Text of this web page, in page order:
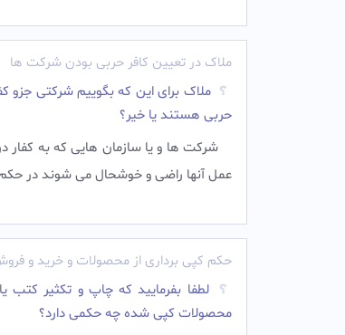
ملاک در تعیین کافر حربی بودن شرکت ها
ملاک برای این که بگوییم شرکتی جزو
حربی هستند یا خیر؟
شرکت ها و یا سازمان هایی که به کفار
عمل آنها راضی و خوشحال می شوند در
حکم کپی برداری از محصولات و خرید و
لطفا بفرمایید که چاپ و تکثیر
محصولات کپی شده چه حکمی دارد؟